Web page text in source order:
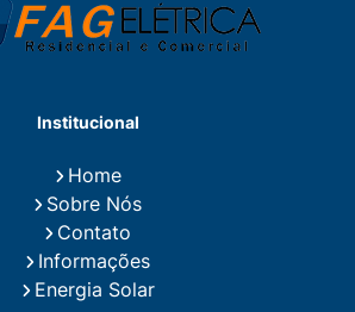
Manutenção
Elétricas
Eletrica
de Serviços Eletricos
Eletrica Residencial
Solar Residencial Preço
Painel Solar
Placa Solar
Fotovoltaico
Elétrica
Comercial
Institucional
Home
Sobre Nós
Contato
Informações
Energia Solar